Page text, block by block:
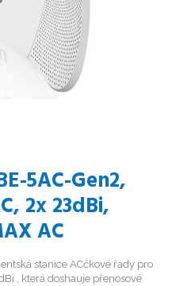
5AC-Gen2,
2x 23dBi,
AC
stanice ACčkové řady pro
, která doshauje přenosové